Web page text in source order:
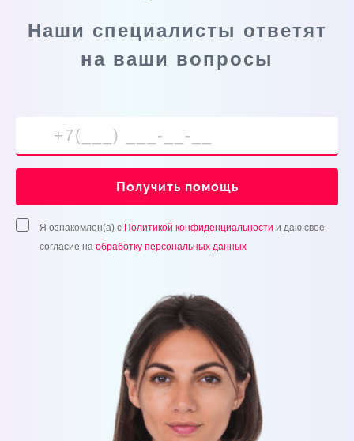
Наши специалисты ответят
на ваши вопросы
Получить помощь
Я ознакомлен(а) с Политикой конфиденциальности и даю свое
согласие на обработку персональных данных